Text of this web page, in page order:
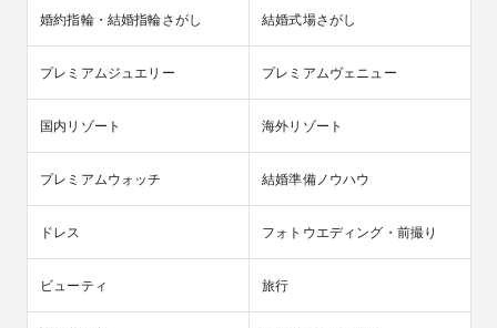
婚約指輪・結婚指輪さがし 結婚式場さがし
プレミアムジュエリー プレミアムヴェニュー
国内リゾート 海外リゾート
プレミアムウォッチ 結婚準備ノウハウ
ドレス フォトウエディング・前撮り
ビューティ 旅行